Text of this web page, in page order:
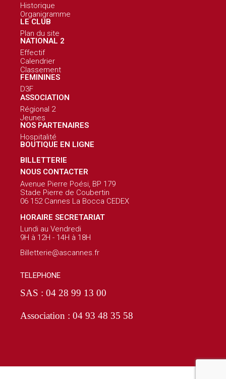
Historique
Organigramme
LE CLUB
Plan du site
NATIONAL 2
Effectif
Calendrier
Classement
FEMININES
D3F
ASSOCIATION
Régional 2
Jeunes
NOS PARTENAIRES
Hospitalité
BOUTIQUE EN LIGNE
BILLETTERIE
NOUS CONTACTER
Avenue Pierre Poési, BP 179
Stade Pierre de Coubertin
06 152 Cannes La Bocca CEDEX
HORAIRE SECRETARIAT
Lundi au Vendredi
9H à 12H - 14H à 18H
Billetterie@ascannes.fr
TELEPHONE
SAS : 04 28 99 13 00
Association : 04 93 48 35 58